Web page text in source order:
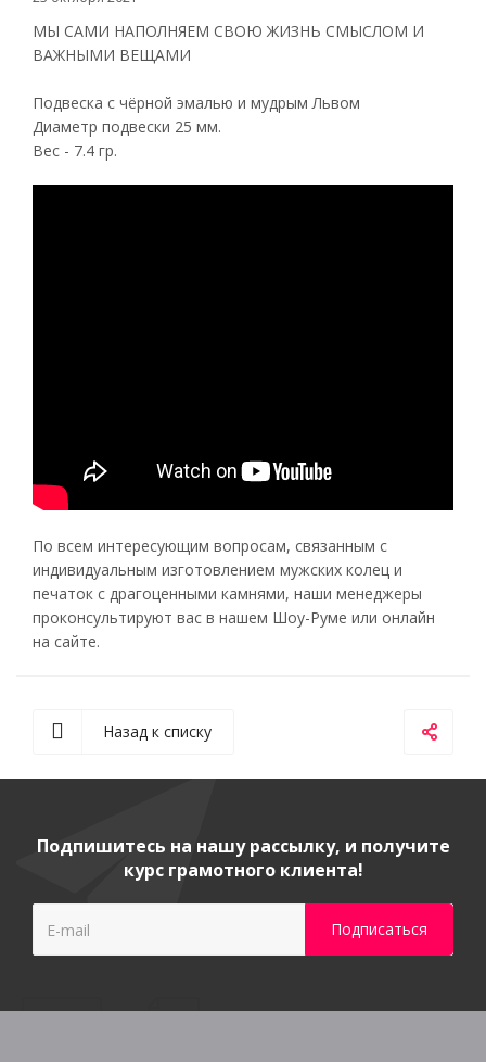
МЫ САМИ НАПОЛНЯЕМ СВОЮ ЖИЗНЬ СМЫСЛОМ И
ВАЖНЫМИ ВЕЩАМИ
Подвеска с чёрной эмалью и мудрым Львом
Диаметр подвески 25 мм.
Вес - 7.4 гр.
По всем интересующим вопросам, связанным с
индивидуальным изготовлением мужских колец и
печаток с драгоценными камнями, наши менеджеры
проконсультируют вас в нашем Шоу-Руме или онлайн
на сайте.
Назад к списку
Подпишитесь на нашу рассылку, и получите
курс грамотного клиента!